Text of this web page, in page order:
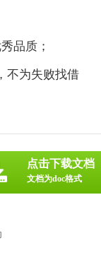
品质；
不为失败找借
点击下载文档
文档为doc格式